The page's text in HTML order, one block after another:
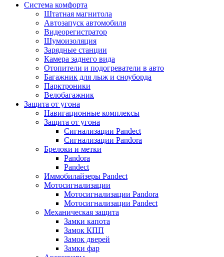
Система комфорта
Штатная магнитола
Автозапуск автомобиля
Видеорегистратор
Шумоизоляция
Зарядные станции
Камера заднего вида
Отопители и подогреватели в авто
Багажник для лыж и сноуборда
Парктроники
Велобагажник
Защита от угона
Навигационные комплексы
Защита от угона
Сигнализации Pandect
Сигнализации Pandora
Брелоки и метки
Pandora
Pandect
Иммобилайзеры Pandect
Мотосигнализации
Мотосигнализации Pandora
Мотосигнализации Pandect
Механическая защита
Замки капота
Замок КПП
Замок дверей
Замки фар